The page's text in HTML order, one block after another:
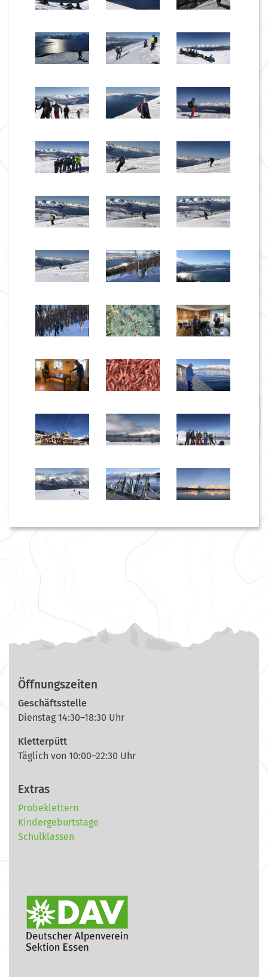
Öffnungszeiten
Geschäftsstelle
Dienstag 14:30–18:30 Uhr
Kletterpütt
Täglich von 10:00–22:30 Uhr
Extras
Probeklettern
Kindergeburtstage
Schulklassen